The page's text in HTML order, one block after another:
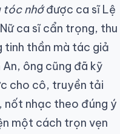
tóc nhớđược ca sĩ Lệ
ca sĩ cẩn trọng, thu
tinh thần mà tác giả
An, ông cũng đã kỹ
cho cô, truyền tải
nốt nhạc theo đúng ý
một cách trọn vẹn